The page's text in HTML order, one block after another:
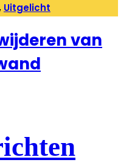
Uitgelicht
van